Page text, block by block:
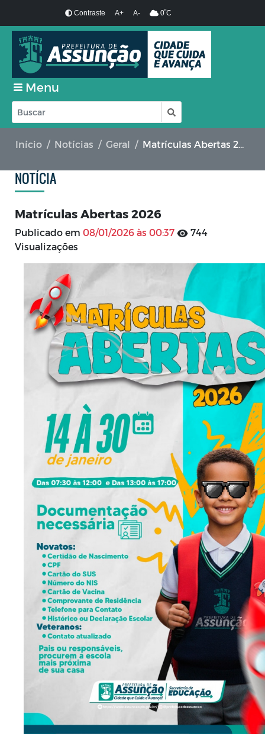
Contraste A+ A- 0ºC
Menu
Início Notícias Geral Matrículas Abertas 2026
NOTÍCIA
Matrículas Abertas 2026
Publicado em 08/01/2026 às 00:37
744
Visualizações